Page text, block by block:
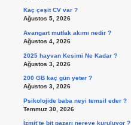
Kaç çeşit CV var ?
Ağustos 5, 2026
Avangart mutfak akımı nedir ?
Ağustos 4, 2026
2025 hayvan Kesimi Ne Kadar ?
Ağustos 3, 2026
200 GB kaç gün yeter ?
Ağustos 3, 2026
Psikolojide baba neyi temsil eder ?
Temmuz 30, 2026
İzmit’te bit pazarı nereye kuruluyor ?